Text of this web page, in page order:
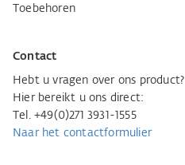
Toebehoren
Contact
Hebt u vragen over ons product?
Hier bereikt u ons direct:
Tel. +49(0)271 3931-1555
Naar het contactformulier